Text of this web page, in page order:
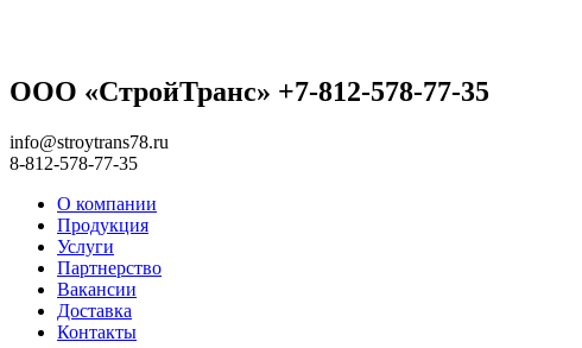
ООО «СтройТранс» +7-812-578-77-35
info@stroytrans78.ru
8-812-578-77-35
О компании
Продукция
Услуги
Партнерство
Вакансии
Доставка
Контакты